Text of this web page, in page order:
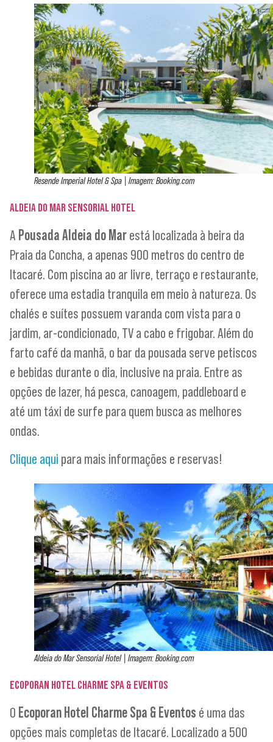
Resende Imperial Hotel & Spa | Imagem: Booking.com
ALDEIA DO MAR SENSORIAL HOTEL
A Pousada Aldeia do Marestá localizada à beira da
Praia da Concha, a apenas 900 metros do centro de
Itacaré. Com piscina ao ar livre, terraço e restaurante,
oferece uma estadia tranquila em meio à natureza. Os
chalés e suítes possuem varanda com vista para o
jardim, ar-condicionado, TV a cabo e frigobar. Além do
farto café da manhã, o bar da pousada serve petiscos
e bebidas durante o dia, inclusive na praia. Entre as
opções de lazer, há pesca, canoagem, paddleboard e
até um táxi de surfe para quem busca as melhores
ondas.
Clique aqui para mais informações e reservas!
Aldeia do Mar Sensorial Hotel | Imagem: Booking.com
ECOPORAN HOTEL CHARME SPA & EVENTOS
O Ecoporan Hotel Charme Spa & Eventos é uma das
opções mais completas de Itacaré. Localizado a 500